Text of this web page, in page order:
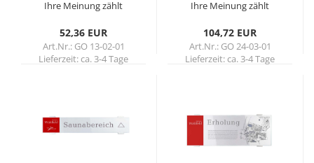
Ihre Meinung zählt
52,36 EUR
Art.Nr.: GO 13-02-01
Lieferzeit:ca. 3-4 Tage
Ihre Meinung zählt
104,72 EUR
Art.Nr.: GO 24-03-01
Lieferzeit:ca. 3-4 Tage